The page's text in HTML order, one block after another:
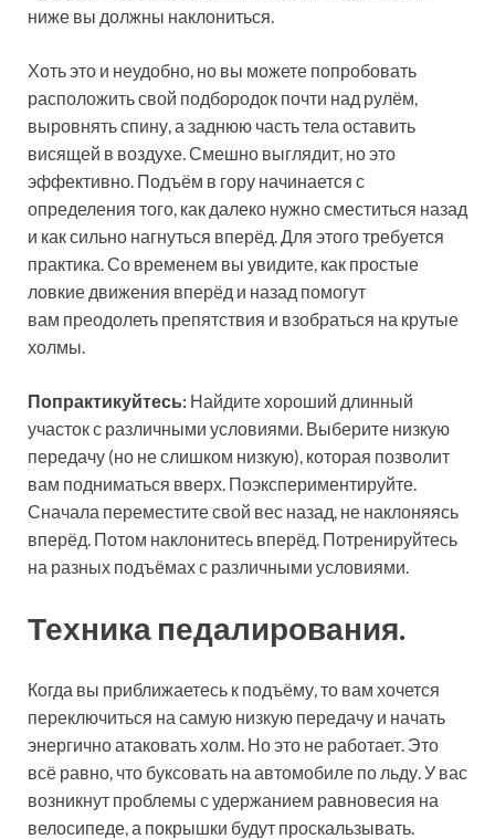
ниже вы должны наклониться.
Хоть это и неудобно, но вы можете попробовать
расположить свой подбородок почти над рулём,
выровнять спину, а заднюю часть тела оставить
висящей в воздухе. Смешно выглядит, но это
эффективно. Подъём в гору начинается с
определения того, как далеко нужно сместиться назад
и как сильно нагнуться вперёд. Для этого требуется
практика. Со временем вы увидите, как простые
ловкие движения вперёд и назад помогут
вам преодолеть препятствия и взобраться на крутые
холмы.
Попрактикуйтесь: Найдите хороший длинный
участок с различными условиями. Выберите низкую
передачу (но не слишком низкую), которая позволит
вам подниматься вверх. Поэкспериментируйте.
Сначала переместите свой вес назад, не наклоняясь
вперёд. Потом наклонитесь вперёд. Потренируйтесь
на разных подъёмах с различными условиями.
Техника педалирования.
Когда вы приближаетесь к подъёму, то вам хочется
переключиться на самую низкую передачу и начать
энергично атаковать холм. Но это не работает. Это
всё равно, что буксовать на автомобиле по льду. У вас
возникнут проблемы с удержанием равновесия на
велосипеде, а покрышки будут проскальзывать.